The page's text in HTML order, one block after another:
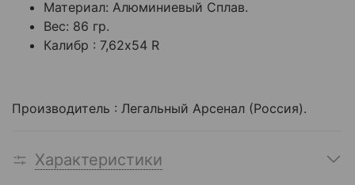
Материал: Алюминиевый Сплав.
Вес: 86 гр.
Калибр : 7,62х54 R
Производитель : Легальный Арсенал (Россия).
Характеристики